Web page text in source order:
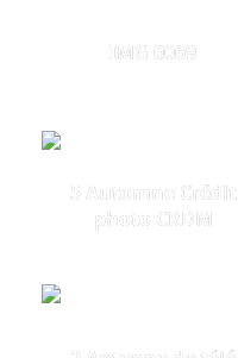
IMG 0069
5 Automne Crédit
photo CRDM